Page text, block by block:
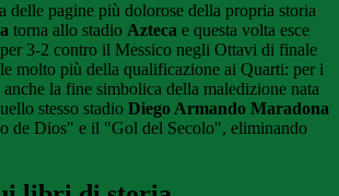
delle pagine più dolorose della propria storia
torna allo stadio Azteca e questa volta esce
3-2 contro il Messico negli Ottavi di finale
molto più della qualificazione ai Quarti: per i
la fine simbolica della maledizione nata
stesso stadio Diego Armando Maradona
de Dios" e il "Gol del Secolo", eliminando